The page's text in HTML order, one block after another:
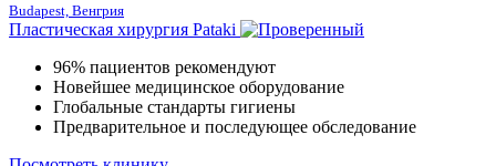
Budapest, Венгрия
Пластическая хирургия Pataki
96% пациентов рекомендуют
Новейшее медицинское оборудование
Глобальные стандарты гигиены
Предварительное и последующее обследование